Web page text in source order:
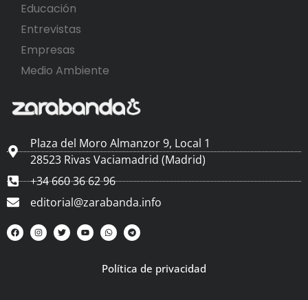
Educación
Entrevistas
Empresas
Medio Ambiente
Plaza del Moro Almanzor 9, Local 1
28523 Rivas Vaciamadrid (Madrid)
+34 660 36 62 96
editorial@zarabanda.info
Política de privacidad